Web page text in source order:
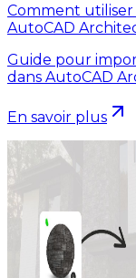
Comment
AutoCAD
Guide pour
dans AutoCAD
En savoir plus